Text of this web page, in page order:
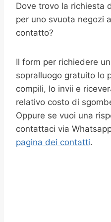
Dove trovo la richiesta
per uno svuota negozi
contatto?
Il form per richiedere
sopralluogo gratuito lo
compili, lo invii e
relativo costo di
Oppure se vuoi una
contattaci via
pagina dei contatti.